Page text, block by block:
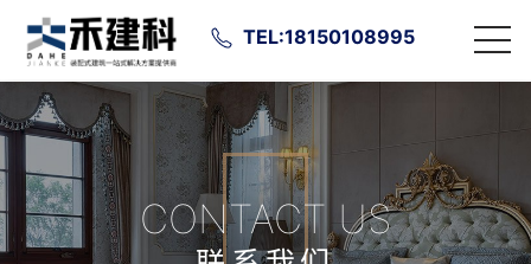
TEL:18150108995
CONTACT US